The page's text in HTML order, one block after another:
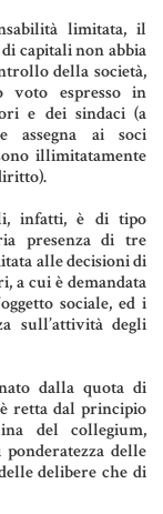
limitata, il
capitali non abbia
della società,
voto espresso in
e dei sindaci (a
assegna ai soci
illimitatamente
infatti, è di tipo
presenza di tre
alle decisioni di
a cui è demandata
sociale, ed i
sull’attività degli
dalla quota di
retta dal principio
del collegium,
delle
delibere che di